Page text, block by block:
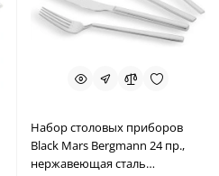
Набор столовых приборов
Black Mars Bergmann 24 пр.,
нержавеющая сталь